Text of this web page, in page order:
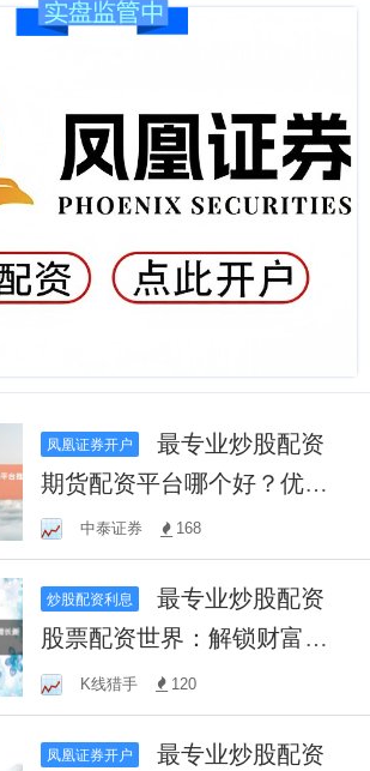
凤凰证券开户
最专业炒股配资
期货配资平台哪个好？优选
平台推荐！
中泰证券 168
炒股配资利息
最专业炒股配资
股票配资世界：解锁财富增
长新机遇
K线猎手 120
凤凰证券开户
最专业炒股配资